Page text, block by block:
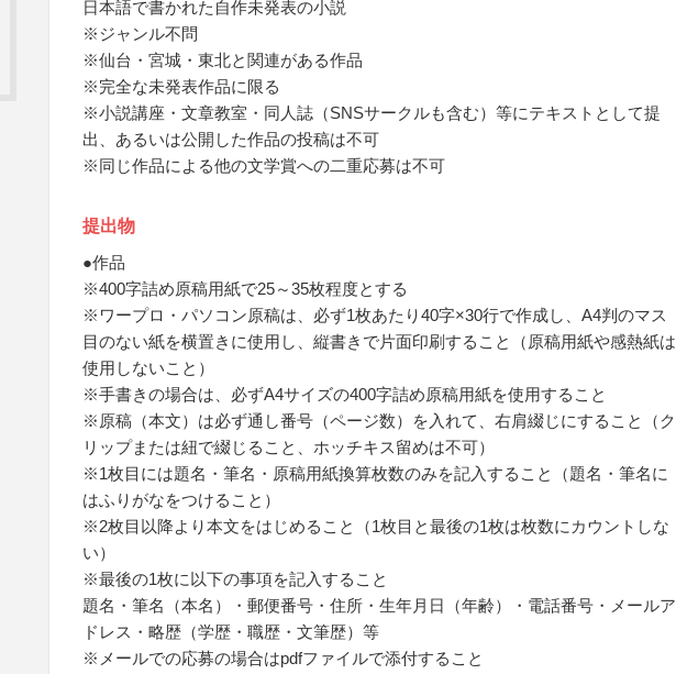
日本語で書かれた自作未発表の小説
※ジャンル不問
※仙台・宮城・東北と関連がある作品
※完全な未発表作品に限る
※小説講座・文章教室・同人誌（SNSサークルも含む）等にテキストとして提
出、あるいは公開した作品の投稿は不可
※同じ作品による他の文学賞への二重応募は不可
提出物
●作品
※400字詰め原稿用紙で25～35枚程度とする
※ワープロ・パソコン原稿は、必ず1枚あたり40字×30行で作成し、A4判のマス
目のない紙を横置きに使用し、縦書きで片面印刷すること（原稿用紙や感熱紙は
使用しないこと）
※手書きの場合は、必ずA4サイズの400字詰め原稿用紙を使用すること
※原稿（本文）は必ず通し番号（ページ数）を入れて、右肩綴じにすること（ク
リップまたは紐で綴じること、ホッチキス留めは不可）
※1枚目には題名・筆名・原稿用紙換算枚数のみを記入すること（題名・筆名に
はふりがなをつけること）
※2枚目以降より本文をはじめること（1枚目と最後の1枚は枚数にカウントしな
い）
※最後の1枚に以下の事項を記入すること
題名・筆名（本名）・郵便番号・住所・生年月日（年齢）・電話番号・メールア
ドレス・略歴（学歴・職歴・文筆歴）等
※メールでの応募の場合はpdfファイルで添付すること